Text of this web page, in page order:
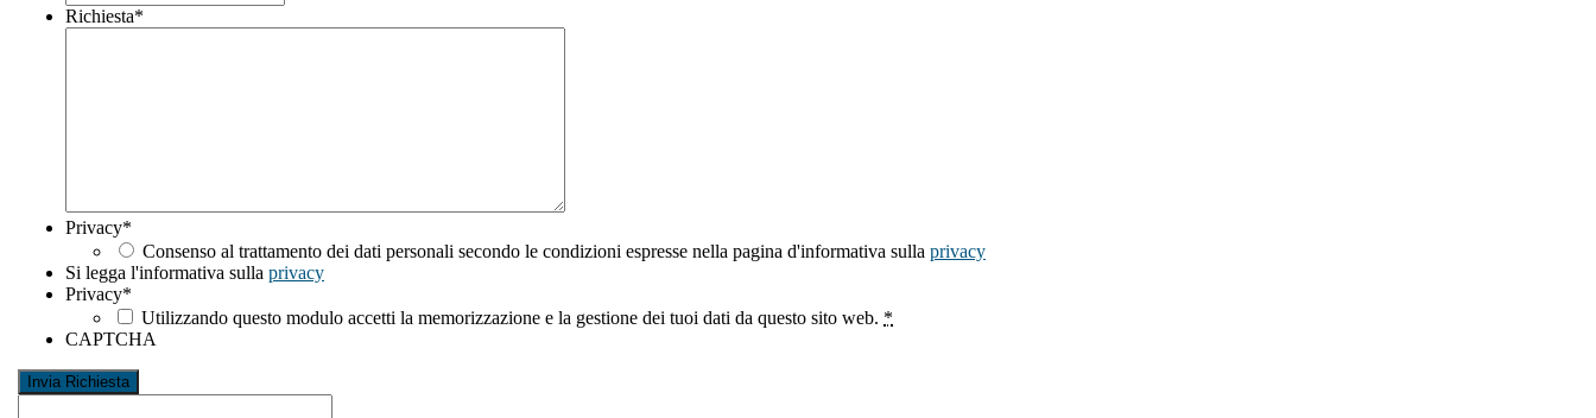
Richiesta*
Privacy*
Consenso al trattamento dei dati personali secondo le condizioni espresse nella pagina d'informativa sulla privacy
Si legga l'informativa sulla privacy
Privacy*
Utilizzando questo modulo accetti la memorizzazione e la gestione dei tuoi dati da questo sito web. *
CAPTCHA